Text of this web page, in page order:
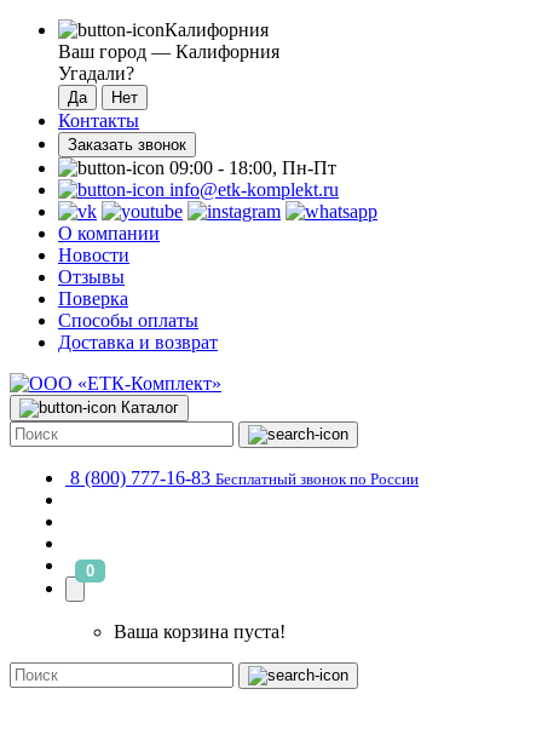
Калифорния
Ваш город — Калифорния
Угадали?
Контакты
Заказать звонок
09:00 - 18:00, Пн-Пт
info@etk-komplekt.ru
О компании
Новости
Отзывы
Поверка
Способы оплаты
Доставка и возврат
Каталог
8 (800) 777-16-83 Бесплатный звонок по России
0
Ваша корзина пуста!